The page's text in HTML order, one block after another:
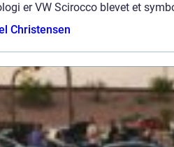
er VW Scirocco blevet et
Christensen